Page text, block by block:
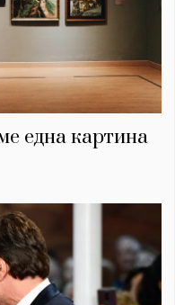
една картина